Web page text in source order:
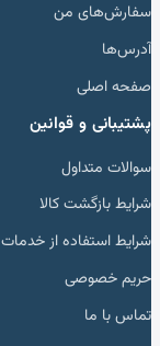
سفارش‌های من
آدرس‌ها
صفحه اصلی
پشتیبانی و قوانین
سوالات متداول
شرایط بازگشت کالا
شرایط استفاده از خدمات
حریم خصوصی
تماس با ما